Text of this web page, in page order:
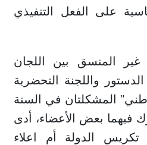
على الفعل التنفيذي
المنسق بين اللجان
الدستور واللجنة التحضرية
المشكلتان في السنة
فيهما بعض الأعضاء، أدى
تكريس الدولة أم اعلاء